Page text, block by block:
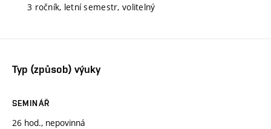
3 ročník, letní semestr, volitelný
Typ (způsob) výuky
SEMINÁŘ
26 hod., nepovinná